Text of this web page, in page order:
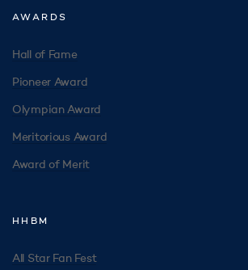
AWARDS
Hall of Fame
Pioneer Award
Olympian Award
Meritorious Award
Award of Merit
HHBM
All Star Fan Fest